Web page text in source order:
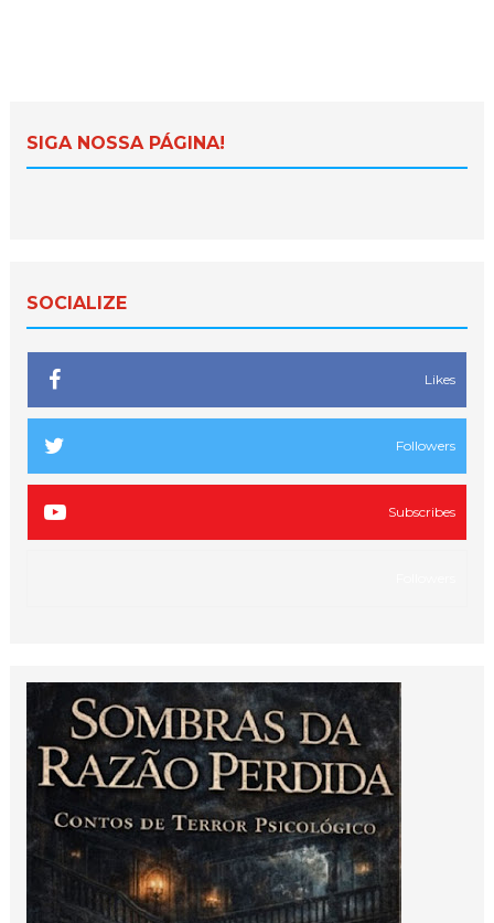
SIGA NOSSA PÁGINA!
SOCIALIZE
Likes
Followers
Subscribes